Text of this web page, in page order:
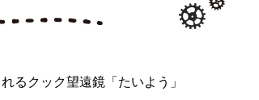
るクック望遠鏡「たいよう」